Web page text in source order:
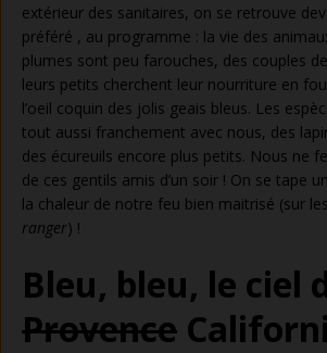
extérieur des sanitaires, on se retrouve
préféré , au programme : la vie des
plumes sont peu farouches, des couples
leurs petits cherchent leur nourriture en
l’oeil coquin des jolis geais bleus. Les
tout aussi franchement avec nous, des
des écureuils encore plus petits. Nous ne
de ces gentils amis d’un soir ! On se tape
la chaleur de notre feu bien maitrisé (sur
ranger) !
Bleu, bleu, le ciel
Provence